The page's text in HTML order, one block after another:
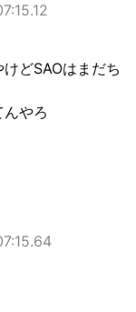
どSAOはまだち
やろ